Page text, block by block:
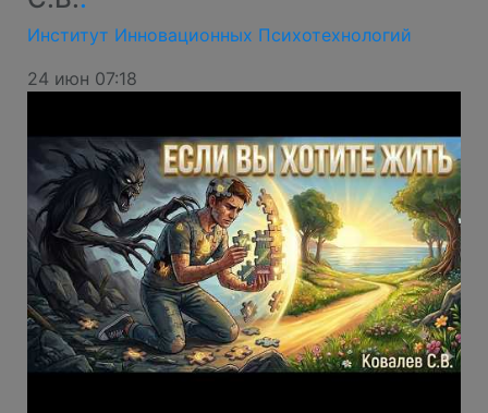
Институт Инновационных Психотехнологий
24 июн 07:18